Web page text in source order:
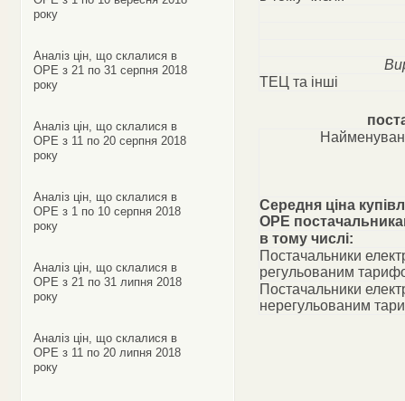
року
Аналіз цін, що склалися в
ОРЕ з 21 по 31 серпня 2018
року
Аналіз цін, що склалися в
ОРЕ з 11 по 20 серпня 2018
року
Аналіз цін, що склалися в
ОРЕ з 1 по 10 серпня 2018
року
Аналіз цін, що склалися в
ОРЕ з 21 по 31 липня 2018
року
Аналіз цін, що склалися в
ОРЕ з 11 по 20 липня 2018
року
ТЕЦ та інші
Середня ціна
ОРЕ
в тому числі:
Постачальники
регульованим
Постачальники
нерегульованим